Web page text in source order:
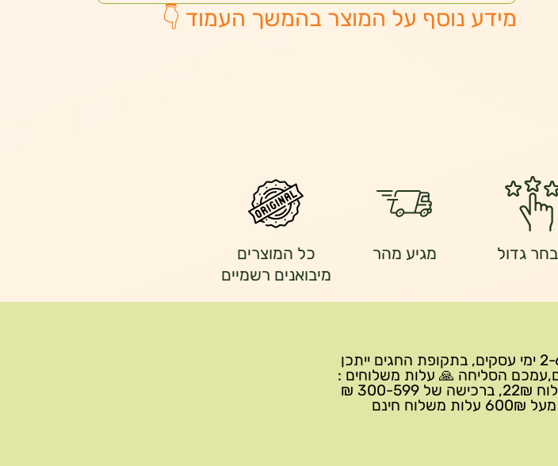
מידע נוסף על המוצר בהמשך העמוד 👇
גדול מגיע מהר
כל המוצרים
מיבואנים רשמיים
שירות משלוחים לכל הארץ 2-6 ימי עסקים, בתקופת החגים ייתכן
נוספים,עמכם הסליחה 🙏 עלות משלוחים :
ברכישה עד 299₪ עלות משלוח 22₪, ברכישה של 300-599 ₪